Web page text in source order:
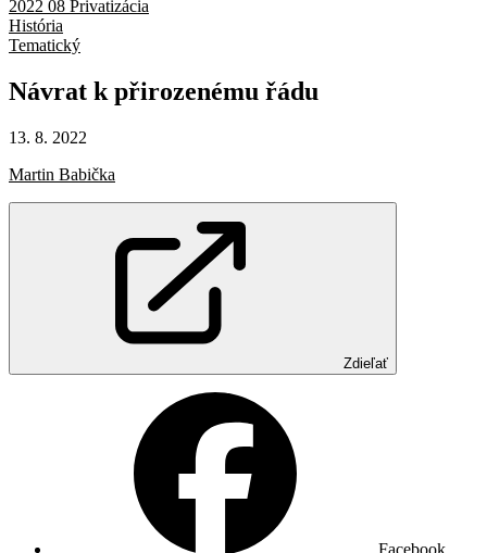
2022 08 Privatizácia
História
Tematický
Návrat k přirozenému řádu
13. 8. 2022
Martin Babička
Zdieľať
Facebook